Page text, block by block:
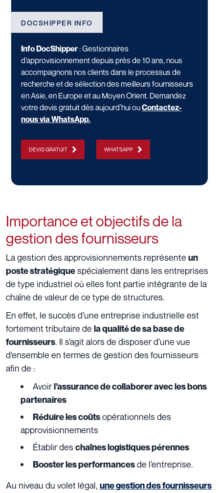
DOCSHIPPER INFO
Info DocShipper: Gestionnaires
d’approvisionnement depuis près de 10 ans, nous
accompagnons nos clients dans le processus de
recherche et de sélection des meilleurs fournisseurs
en Asie, en Europe et au Moyen Orient. Demandez
votre devis gratuit dès aujourd’hui ouContactez-
nous via WhatsApp.
DEVIS GRATUIT WHATSAPP
Importance et objectifs de la
gestion des fournisseurs
La gestion des approvisionnements représente un
poste stratégiquespécialement dans les entreprises
de type industriel où elles font partie intégrante de la
chaîne de valeur de ce type de structures.
En effet, le succès d’une entreprise industrielle est
fortement tributaire de la qualité de sa base de
fournisseurs. Il s’agit alors de disposer d’une vue
d’ensemble en termes de gestion des fournisseurs
afin de :
Avoirl’assurance de collaborer avec les bons
partenaires
Réduire les coûtsopérationnels des
approvisionnements
Établir deschaînes logistiques pérennes
Booster les performancesde l’entreprise.
Au niveau du volet légal, une gestion des fournisseurs